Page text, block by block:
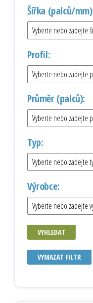
Šířka (palců/mm)
Profil:
Průměr (palců):
Typ:
Výrobce:
VYHLEDAT
VYMAZAT FILTR